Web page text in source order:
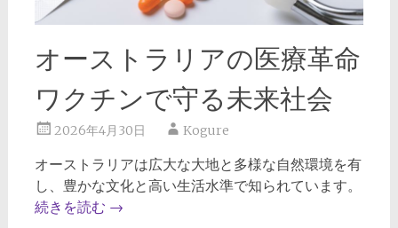
オーストラリアの医療革命
ワクチンで守る未来社会
2026年4月30日 Kogure
オーストラリアは広大な大地と多様な自然環境を有
し、豊かな文化と高い生活水準で知られています。
続きを読む →